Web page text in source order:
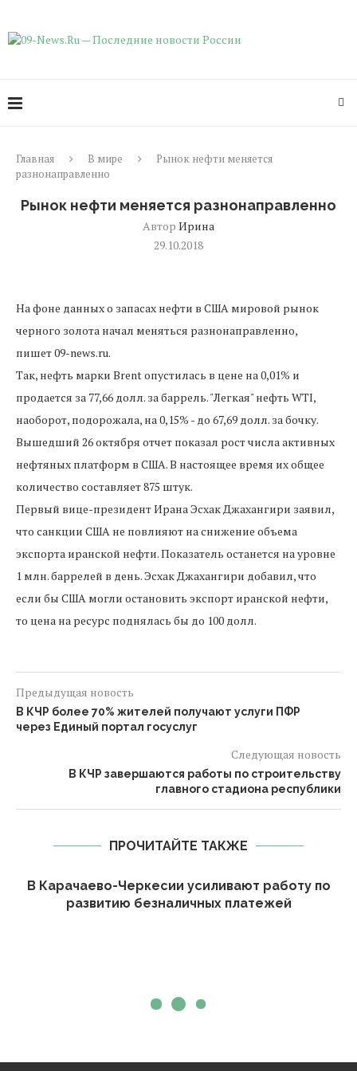
Главная В мире
Рынок нефти меняется
разнонаправленно
Рынок нефти меняется разнонаправленно
Автор Ирина
29.10.2018
На фоне данных о запасах нефти в США мировой рынок
черного золота начал меняться разнонаправленно,
пишет 09-news.ru.
Так, нефть марки Brent опустилась в цене на 0,01% и
продается за 77,66 долл. за баррель. "Легкая" нефть WTI,
наоборот, подорожала, на 0,15% - до 67,69 долл. за бочку.
Вышедший 26 октября отчет показал рост числа активных
нефтяных платформ в США. В настоящее время их общее
количество составляет 875 штук.
Первый вице-президент Ирана Эсхак Джахангири заявил,
что санкции США не повлияют на снижение объема
экспорта иранской нефти. Показатель останется на уровне
1 млн. баррелей в день. Эсхак Джахангири добавил, что
если бы США могли остановить экспорт иранской нефти,
то цена на ресурс поднялась бы до 100 долл.
Предыдущая новость
В КЧР более 70% жителей получают услуги ПФР
через Единый портал госуслуг
Следующая новость
В КЧР завершаются работы по строительству
главного стадиона республики
ПРОЧИТАЙТЕ ТАКЖЕ
В Карачаево-Черкесии усиливают работу по
развитию безналичных платежей